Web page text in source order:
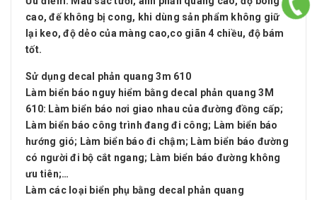
cao, đế không bị cong, khi dùng sản phẩm không giữ
lại keo, độ dẻo của màng cao,co giãn 4 chiều, độ bám
tốt.
Sử dụng decal phản quang 3m 610
Làm biển báo nguy hiểm bằng decal phản quang 3M
610: Làm biển báo nơi giao nhau của đường đồng cấp;
Làm biển báo công trình đang đi công; Làm biển báo
hướng gió; Làm biển báo đi chậm; Làm biển báo đường
có người đi bộ cắt ngang; Làm biển báo đường không
ưu tiên;…
Làm các loại biển phụ bằng decal phản quang